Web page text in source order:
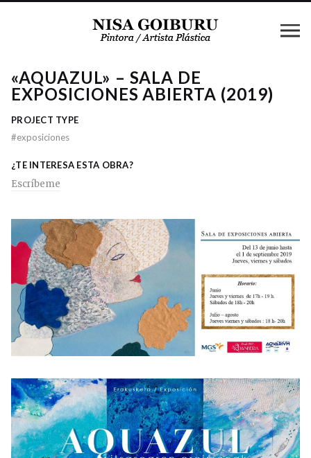
«AQUAZUL» – SALA DE
EXPOSICIONES ABIERTA (2019)
PROJECT TYPE
#exposiciones
¿TE INTERESA ESTA OBRA?
Escríbeme